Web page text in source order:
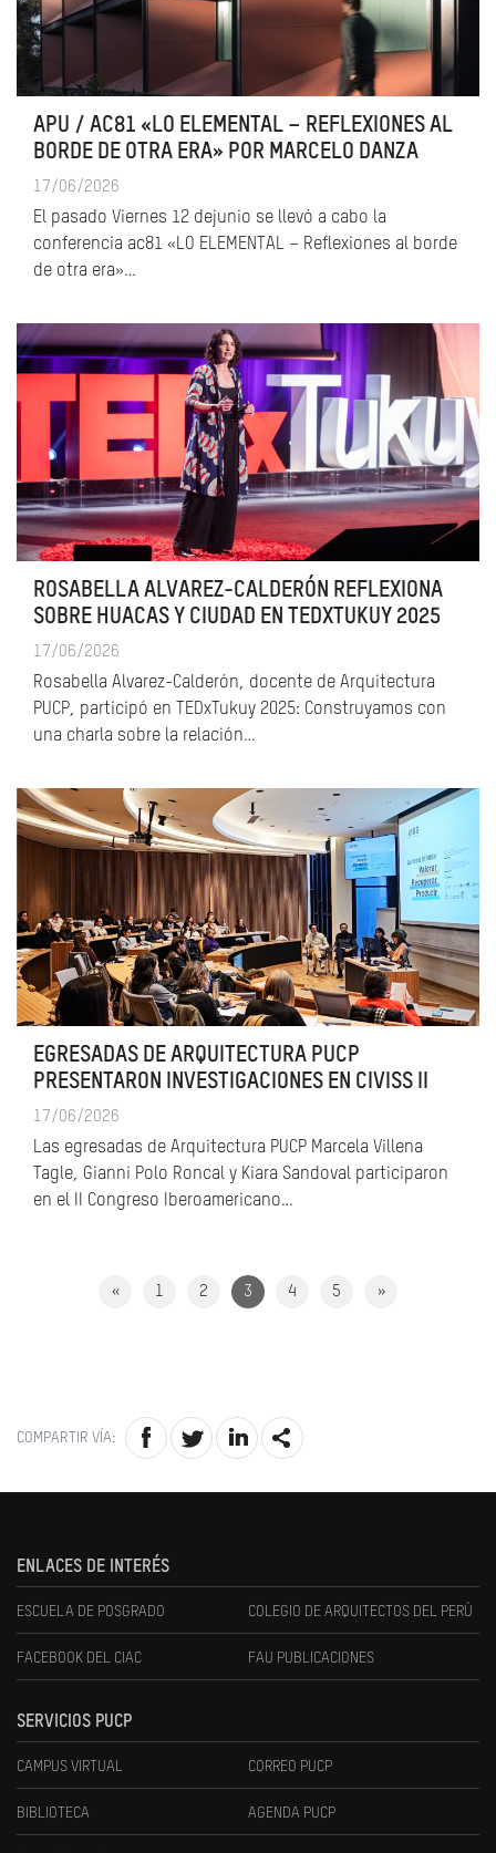
APU / AC81 «LO ELEMENTAL – REFLEXIONES AL
BORDE DE OTRA ERA» POR MARCELO DANZA
17/06/2026
El pasado Viernes 12 dejunio se llevó a cabo la
conferencia ac81 «LO ELEMENTAL – Reflexiones al borde
de otra era»…
ROSABELLA ALVAREZ-CALDERÓN REFLEXIONA
SOBRE HUACAS Y CIUDAD EN TEDXTUKUY 2025
17/06/2026
Rosabella Alvarez-Calderón, docente de Arquitectura
PUCP, participó en TEDxTukuy 2025: Construyamos con
una charla sobre la relación…
EGRESADAS DE ARQUITECTURA PUCP
PRESENTARON INVESTIGACIONES EN CIVISS II
17/06/2026
Las egresadas de Arquitectura PUCP Marcela Villena
Tagle, Gianni Polo Roncal y Kiara Sandoval participaron
en el II Congreso Iberoamericano…
« 1 2 3 4 5 »
COMPARTIR VÍA:
ENLACES DE INTERÉS
ESCUELA DE POSGRADO COLEGIO DE ARQUITECTOS DEL PERÚ
FACEBOOK DEL CIAC FAU PUBLICACIONES
SERVICIOS PUCP
CAMPUS VIRTUAL CORREO PUCP
BIBLIOTECA AGENDA PUCP